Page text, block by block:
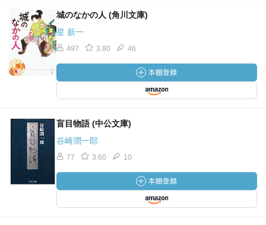
城のなかの人 (角川文庫)
星 新一
497 3.80 46
盲目物語 (中公文庫)
谷崎潤一郎
77 3.60 10